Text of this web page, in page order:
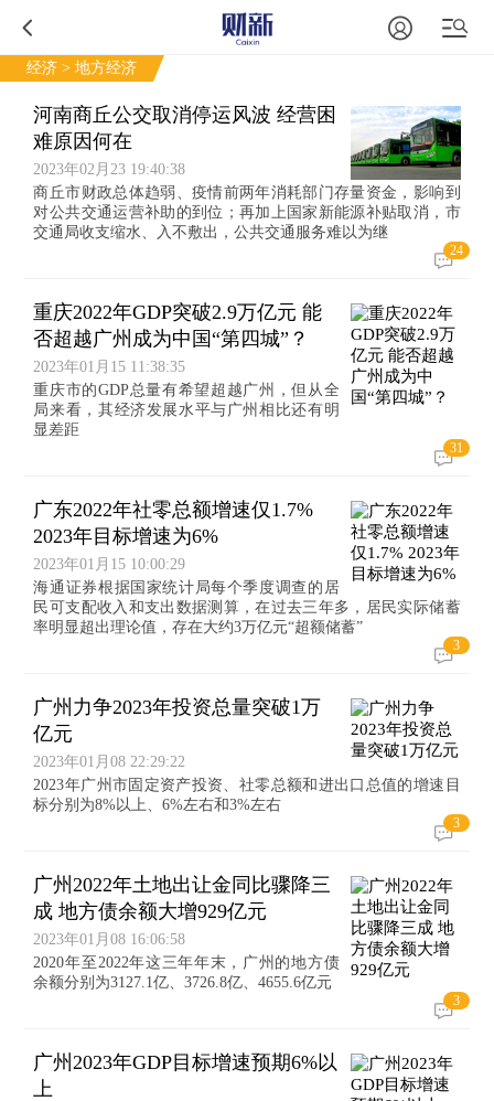
经济 > 地方经济
河南商丘公交取消停运风波 经营困
难原因何在
2023年02月23 19:40:38
商丘市财政总体趋弱、疫情前两年消耗部门存量资金，影响到
对公共交通运营补助的到位；再加上国家新能源补贴取消，市
交通局收支缩水、入不敷出，公共交通服务难以为继
24
重庆2022年GDP突破2.9万亿元 能
否超越广州成为中国“第四城”？
2023年01月15 11:38:35
重庆市的GDP总量有希望超越广州，但从全
局来看，其经济发展水平与广州相比还有明
显差距
31
广东2022年社零总额增速仅1.7%
2023年目标增速为6%
2023年01月15 10:00:29
海通证券根据国家统计局每个季度调查的居
民可支配收入和支出数据测算，在过去三年多，居民实际储蓄
率明显超出理论值，存在大约3万亿元“超额储蓄”
3
广州力争2023年投资总量突破1万
亿元
2023年01月08 22:29:22
2023年广州市固定资产投资、社零总额和进出口总值的增速目
标分别为8%以上、6%左右和3%左右
3
广州2022年土地出让金同比骤降三
成 地方债余额大增929亿元
2023年01月08 16:06:58
2020年至2022年这三年年末，广州的地方债
余额分别为3127.1亿、3726.8亿、4655.6亿元
3
广州2023年GDP目标增速预期6%以
上